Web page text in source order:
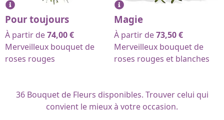
Pour toujours
À partir de74,00€
Merveilleux bouquet de
roses rouges
Magie
À partir de73,50€
Merveilleux bouquet de
roses rouges et blanches
36Bouquet de Fleurs disponibles. Trouver celui qui
convient le mieux à votre occasion.